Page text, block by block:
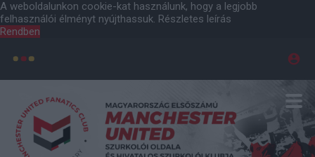
A weboldalunkon cookie-kat használunk, hogy a legjobb
felhasználói élményt nyújthassuk. Részletes leírás
Rendben